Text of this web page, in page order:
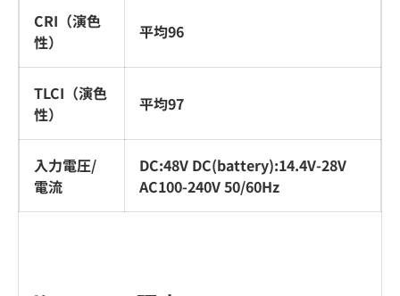
CRI（演色
性）
平均96
TLCI（演色
性）
平均97
入力電圧/
電流
DC:48V DC(battery):14.4V-28V
AC100-240V 50/60Hz